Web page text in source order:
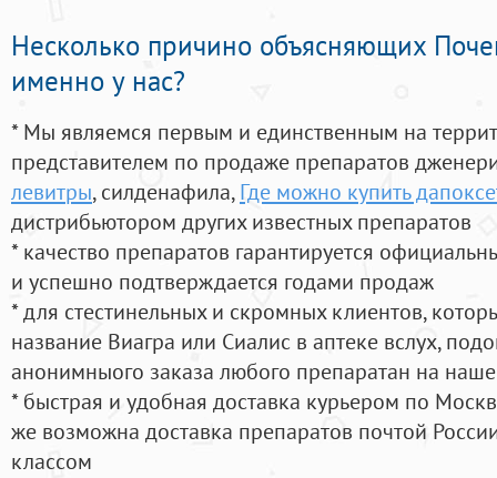
Несколько причино объясняющих
именно у нас?
* Мы являемся первым и единственным на
представителем по продаже препаратов
левитры, силденафила, Где можно купить
дистрибьютором других известных препаратов
* качество препаратов гарантируется
и успешно подтверждается годами продаж
* для стестинельных и скромных клиентов,
название Виагра или Сиалис в аптеке вслух,
анонимныого заказа любого препаратан на
* быстрая и удобная доставка курьером по
же возможна доставка препаратов почтой
классом